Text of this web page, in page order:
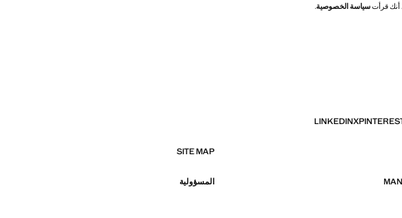
أنك قرأتسياسة الخصوصية.
X
LINKEDIN
SITE MAP
المسؤولية